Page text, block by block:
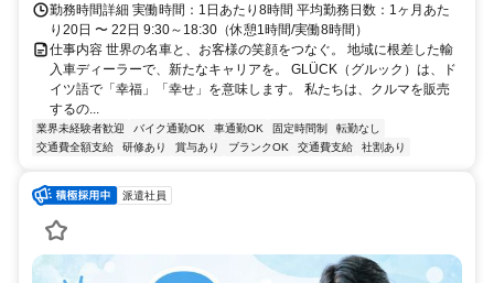
勤務時間詳細 実働時間：1日あたり8時間 平均勤務日数：1ヶ月あた
り20日 〜 22日 9:30～18:30（休憩1時間/実働8時間）
仕事内容 世界の名車と、お客様の笑顔をつなぐ。 地域に根差した輸
入車ディーラーで、新たなキャリアを。 GLÜCK（グルック）は、ド
イツ語で「幸福」「幸せ」を意味します。 私たちは、クルマを販売
するの...
業界未経験者歓迎 バイク通勤OK 車通勤OK 固定時間制
転勤なし
交通費全額支給
研修あり 賞与あり ブランクOK 交通費支給 社割あり
派遣社員